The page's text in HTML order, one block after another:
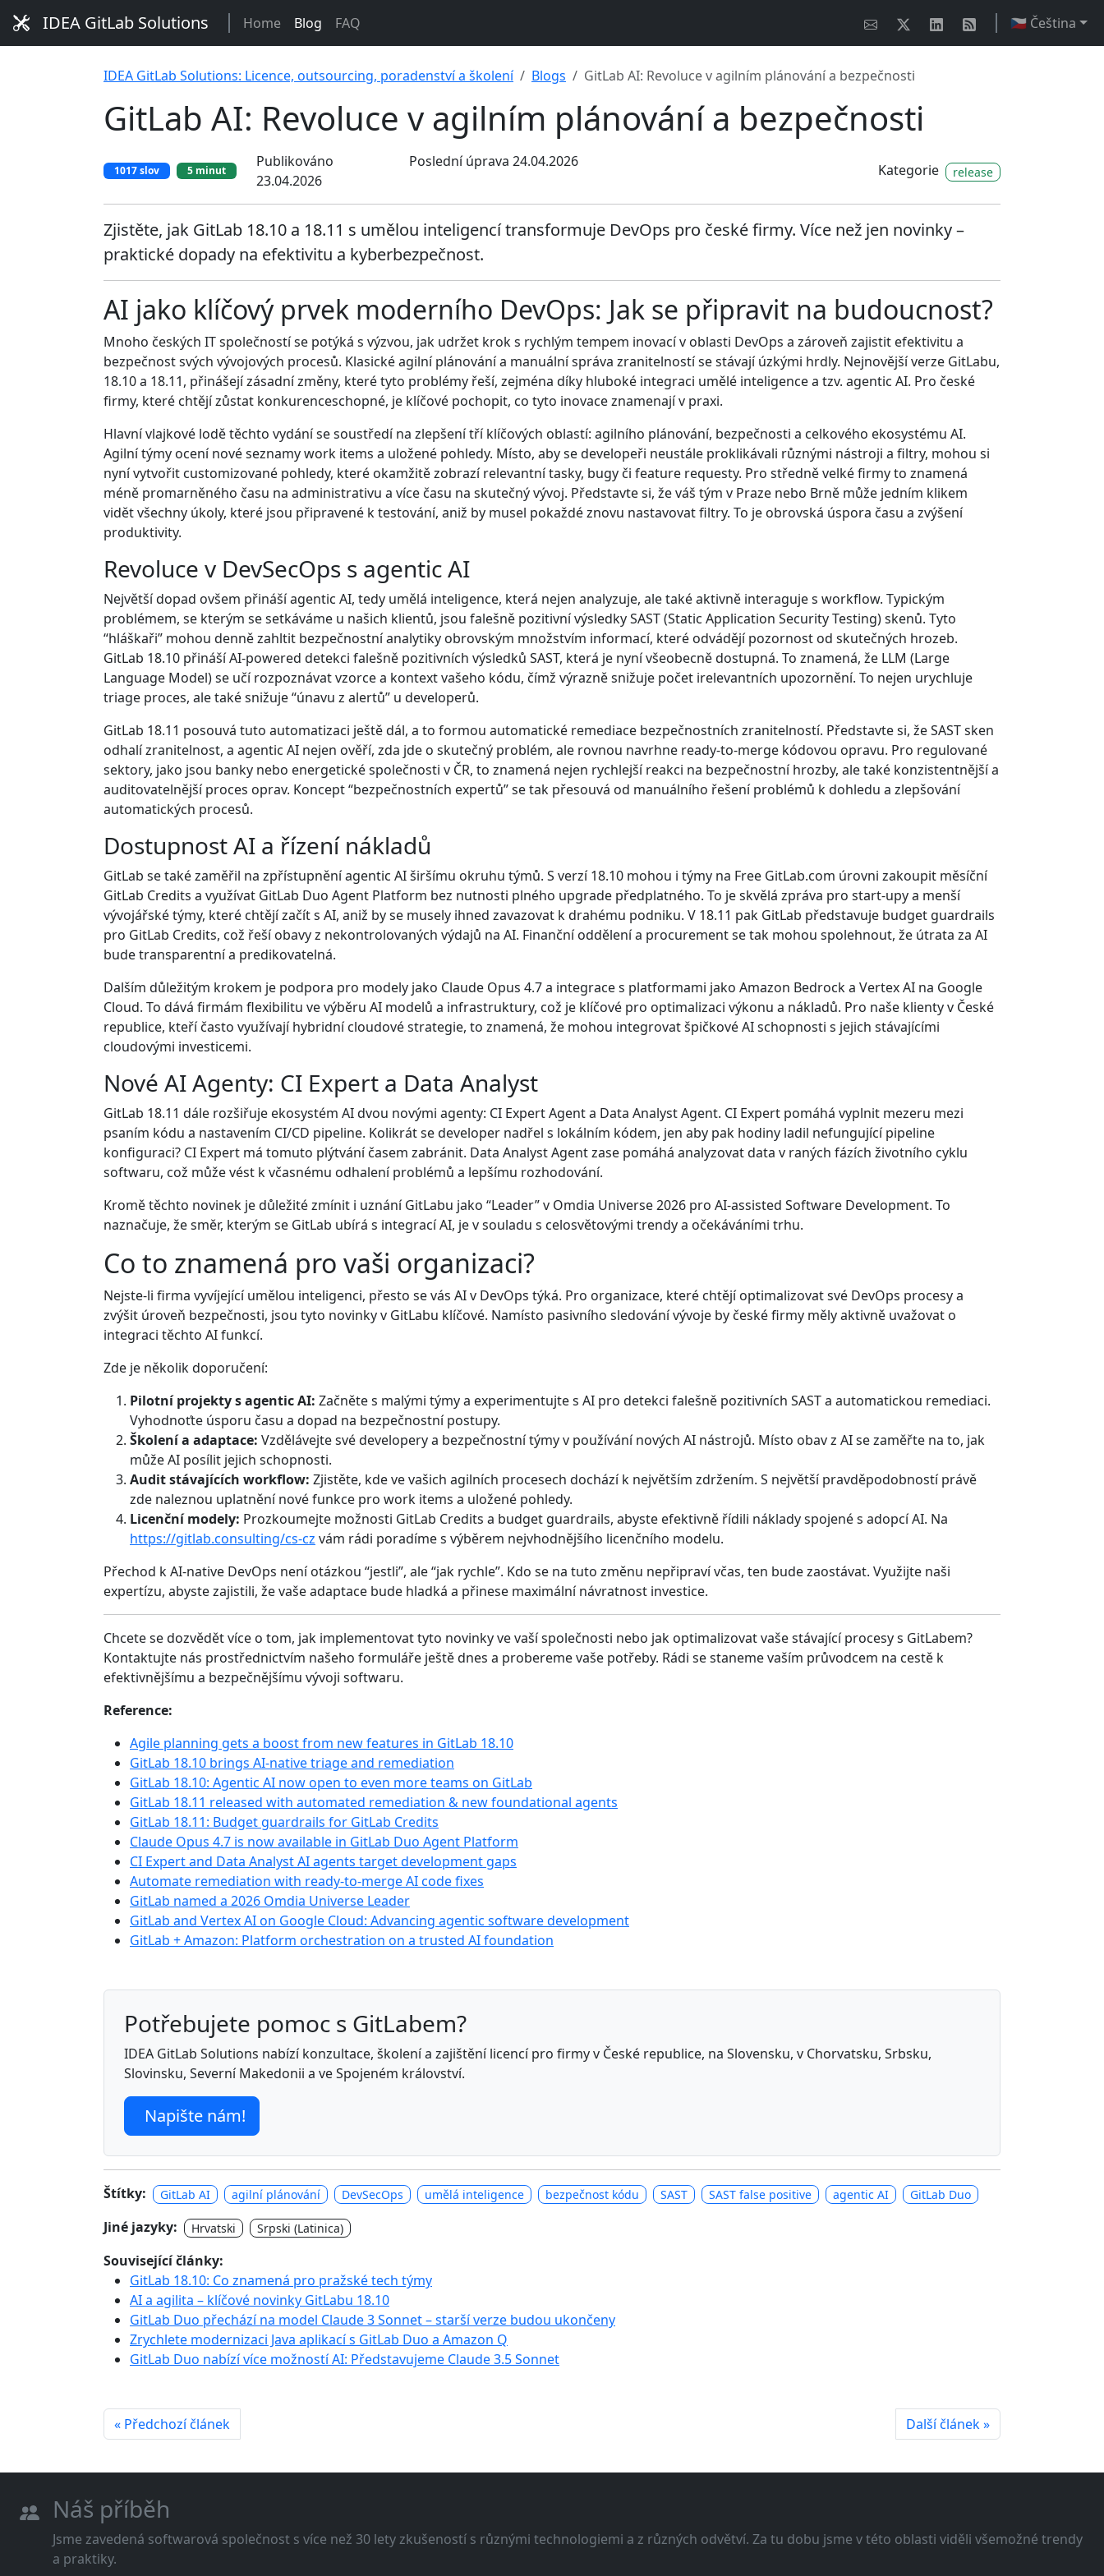
IDEA GitLab Solutions Home Blog FAQ 🇨🇿 Čeština
IDEA GitLab Solutions: Licence, outsourcing, poradenství a školení Blogs GitLab AI: Revoluce v agilním plánování a bezpečnosti
GitLab AI: Revoluce v agilním plánování a bezpečnosti
1017 slov 5 minut
Publikováno
23.04.2026
Poslední úprava 24.04.2026
Kategorie release
Zjistěte, jak GitLab 18.10 a 18.11 s umělou inteligencí transformuje DevOps pro české firmy. Více než jen novinky –
praktické dopady na efektivitu a kyberbezpečnost.
AI jako klíčový prvek moderního DevOps: Jak se připravit na budoucnost?
Mnoho českých IT společností se potýká s výzvou, jak udržet krok s rychlým tempem inovací v oblasti DevOps a zároveň zajistit efektivitu a
bezpečnost svých vývojových procesů. Klasické agilní plánování a manuální správa zranitelností se stávají úzkými hrdly. Nejnovější verze GitLabu,
18.10 a 18.11, přinášejí zásadní změny, které tyto problémy řeší, zejména díky hluboké integraci umělé inteligence a tzv. agentic AI. Pro české
firmy, které chtějí zůstat konkurenceschopné, je klíčové pochopit, co tyto inovace znamenají v praxi.
Hlavní vlajkové lodě těchto vydání se soustředí na zlepšení tří klíčových oblastí: agilního plánování, bezpečnosti a celkového ekosystému AI.
Agilní týmy ocení nové seznamy work items a uložené pohledy. Místo, aby se developeři neustále proklikávali různými nástroji a filtry, mohou si
nyní vytvořit customizované pohledy, které okamžitě zobrazí relevantní tasky, bugy či feature requesty. Pro středně velké firmy to znamená
méně promarněného času na administrativu a více času na skutečný vývoj. Představte si, že váš tým v Praze nebo Brně může jedním klikem
vidět všechny úkoly, které jsou připravené k testování, aniž by musel pokaždé znovu nastavovat filtry. To je obrovská úspora času a zvýšení
produktivity.
Revoluce v DevSecOps s agentic AI
Největší dopad ovšem přináší agentic AI, tedy umělá inteligence, která nejen analyzuje, ale také aktivně interaguje s workflow. Typickým
problémem, se kterým se setkáváme u našich klientů, jsou falešně pozitivní výsledky SAST (Static Application Security Testing) skenů. Tyto
“hláškaři” mohou denně zahltit bezpečnostní analytiky obrovským množstvím informací, které odvádějí pozornost od skutečných hrozeb.
GitLab 18.10 přináší AI-powered detekci falešně pozitivních výsledků SAST, která je nyní všeobecně dostupná. To znamená, že LLM (Large
Language Model) se učí rozpoznávat vzorce a kontext vašeho kódu, čímž výrazně snižuje počet irelevantních upozornění. To nejen urychluje
triage proces, ale také snižuje “únavu z alertů” u developerů.
GitLab 18.11 posouvá tuto automatizaci ještě dál, a to formou automatické remediace bezpečnostních zranitelností. Představte si, že SAST sken
odhalí zranitelnost, a agentic AI nejen ověří, zda jde o skutečný problém, ale rovnou navrhne ready-to-merge kódovou opravu. Pro regulované
sektory, jako jsou banky nebo energetické společnosti v ČR, to znamená nejen rychlejší reakci na bezpečnostní hrozby, ale také konzistentnější a
auditovatelnější proces oprav. Koncept “bezpečnostních expertů” se tak přesouvá od manuálního řešení problémů k dohledu a zlepšování
automatických procesů.
Dostupnost AI a řízení nákladů
GitLab se také zaměřil na zpřístupnění agentic AI širšímu okruhu týmů. S verzí 18.10 mohou i týmy na Free GitLab.com úrovni zakoupit měsíční
GitLab Credits a využívat GitLab Duo Agent Platform bez nutnosti plného upgrade předplatného. To je skvělá zpráva pro start-upy a menší
vývojářské týmy, které chtějí začít s AI, aniž by se musely ihned zavazovat k drahému podniku. V 18.11 pak GitLab představuje budget guardrails
pro GitLab Credits, což řeší obavy z nekontrolovaných výdajů na AI. Finanční oddělení a procurement se tak mohou spolehnout, že útrata za AI
bude transparentní a predikovatelná.
Dalším důležitým krokem je podpora pro modely jako Claude Opus 4.7 a integrace s platformami jako Amazon Bedrock a Vertex AI na Google
Cloud. To dává firmám flexibilitu ve výběru AI modelů a infrastruktury, což je klíčové pro optimalizaci výkonu a nákladů. Pro naše klienty v České
republice, kteří často využívají hybridní cloudové strategie, to znamená, že mohou integrovat špičkové AI schopnosti s jejich stávajícími
cloudovými investicemi.
Nové AI Agenty: CI Expert a Data Analyst
GitLab 18.11 dále rozšiřuje ekosystém AI dvou novými agenty: CI Expert Agent a Data Analyst Agent. CI Expert pomáhá vyplnit mezeru mezi
psaním kódu a nastavením CI/CD pipeline. Kolikrát se developer nadřel s lokálním kódem, jen aby pak hodiny ladil nefungující pipeline
konfiguraci? CI Expert má tomuto plýtvání časem zabránit. Data Analyst Agent zase pomáhá analyzovat data v raných fázích životního cyklu
softwaru, což může vést k včasnému odhalení problémů a lepšímu rozhodování.
Kromě těchto novinek je důležité zmínit i uznání GitLabu jako “Leader” v Omdia Universe 2026 pro AI-assisted Software Development. To
naznačuje, že směr, kterým se GitLab ubírá s integrací AI, je v souladu s celosvětovými trendy a očekáváními trhu.
Co to znamená pro vaši organizaci?
Nejste-li firma vyvíjející umělou inteligenci, přesto se vás AI v DevOps týká. Pro organizace, které chtějí optimalizovat své DevOps procesy a
zvýšit úroveň bezpečnosti, jsou tyto novinky v GitLabu klíčové. Namísto pasivního sledování vývoje by české firmy měly aktivně uvažovat o
integraci těchto AI funkcí.
Zde je několik doporučení:
Pilotní projekty s agentic AI: Začněte s malými týmy a experimentujte s AI pro detekci falešně pozitivních SAST a automatickou remediaci.
Vyhodnoťte úsporu času a dopad na bezpečnostní postupy.
Školení a adaptace: Vzdělávejte své developery a bezpečnostní týmy v používání nových AI nástrojů. Místo obav z AI se zaměřte na to, jak
může AI posílit jejich schopnosti.
Audit stávajících workflow: Zjistěte, kde ve vašich agilních procesech dochází k největším zdržením. S největší pravděpodobností právě
zde naleznou uplatnění nové funkce pro work items a uložené pohledy.
Licenční modely: Prozkoumejte možnosti GitLab Credits a budget guardrails, abyste efektivně řídili náklady spojené s adopcí AI. Na
https://gitlab.consulting/cs-cz vám rádi poradíme s výběrem nejvhodnějšího licenčního modelu.
Přechod k AI-native DevOps není otázkou “jestli”, ale “jak rychle”. Kdo se na tuto změnu nepřipraví včas, ten bude zaostávat. Využijte naši
expertízu, abyste zajistili, že vaše adaptace bude hladká a přinese maximální návratnost investice.
Chcete se dozvědět více o tom, jak implementovat tyto novinky ve vaší společnosti nebo jak optimalizovat vaše stávající procesy s GitLabem?
Kontaktujte nás prostřednictvím našeho formuláře ještě dnes a probereme vaše potřeby. Rádi se staneme vaším průvodcem na cestě k
efektivnějšímu a bezpečnějšímu vývoji softwaru.
Reference:
Agile planning gets a boost from new features in GitLab 18.10
GitLab 18.10 brings AI-native triage and remediation
GitLab 18.10: Agentic AI now open to even more teams on GitLab
GitLab 18.11 released with automated remediation & new foundational agents
GitLab 18.11: Budget guardrails for GitLab Credits
Claude Opus 4.7 is now available in GitLab Duo Agent Platform
CI Expert and Data Analyst AI agents target development gaps
Automate remediation with ready-to-merge AI code fixes
GitLab named a 2026 Omdia Universe Leader
GitLab and Vertex AI on Google Cloud: Advancing agentic software development
GitLab + Amazon: Platform orchestration on a trusted AI foundation
Potřebujete pomoc s GitLabem?
IDEA GitLab Solutions nabízí konzultace, školení a zajištění licencí pro firmy v České republice, na Slovensku, v Chorvatsku, Srbsku,
Slovinsku, Severní Makedonii a ve Spojeném království.
Napište nám!
Štítky: GitLab AI agilní plánování DevSecOps umělá inteligence bezpečnost kódu SAST SAST false positive agentic AI GitLab Duo
Jiné jazyky: Hrvatski Srpski (Latinica)
Související články:
GitLab 18.10: Co znamená pro pražské tech týmy
AI a agilita – klíčové novinky GitLabu 18.10
GitLab Duo přechází na model Claude 3 Sonnet – starší verze budou ukončeny
Zrychlete modernizaci Java aplikací s GitLab Duo a Amazon Q
GitLab Duo nabízí více možností AI: Představujeme Claude 3.5 Sonnet
« Předchozí článek Další článek »
Náš příběh
Jsme zavedená softwarová společnost s více než 30 lety zkušeností s různými technologiemi a z různých odvětví. Za tu dobu jsme v této oblasti viděli všemožné trendy
a praktiky.